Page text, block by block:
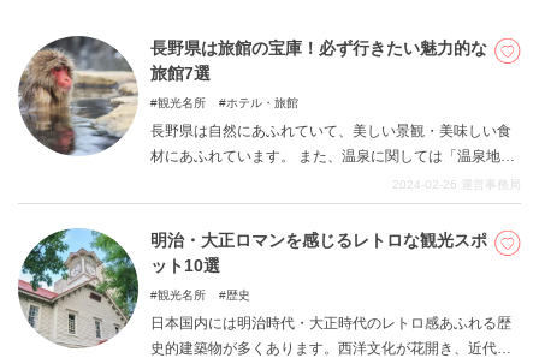
ください！
長野県は旅館の宝庫！必ず行きたい魅力的な
旅館7選
観光名所 ホテル・旅館
長野県は自然にあふれていて、美しい景観・美味しい食
材にあふれています。 また、温泉に関しては「温泉地
数・温泉宿泊施設数全国第2位」と様々な面で全国の上位
に入っている長野県。※1 旅館がありすぎて、どこを選
べばいいかわからない、自然・食・温泉・歴史等どの条
件もすべて満たしている旅館はどこ？と、旅の計画で悩
ひ参考にしてみてください。 ※1『一般社団法人日本温
泉協会』より
2024-02-26 運営事務局
明治・大正ロマンを感じるレトロな観光スポ
ット10選
観光名所 歴史
日本国内には明治時代・大正時代のレトロ感あふれる歴
史的建築物が多くあります。西洋文化が花開き、近代化